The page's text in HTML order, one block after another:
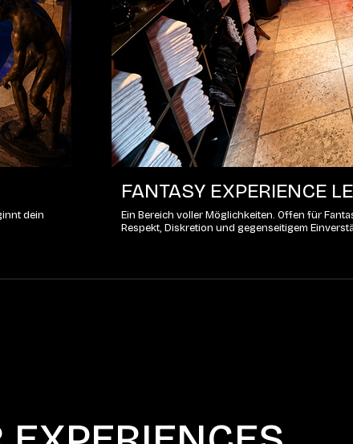
dein
FANTASY EXPERIENCE
Ein Bereich voller Möglichkeiten. Offen für
Respekt, Diskretion und gegenseitigem